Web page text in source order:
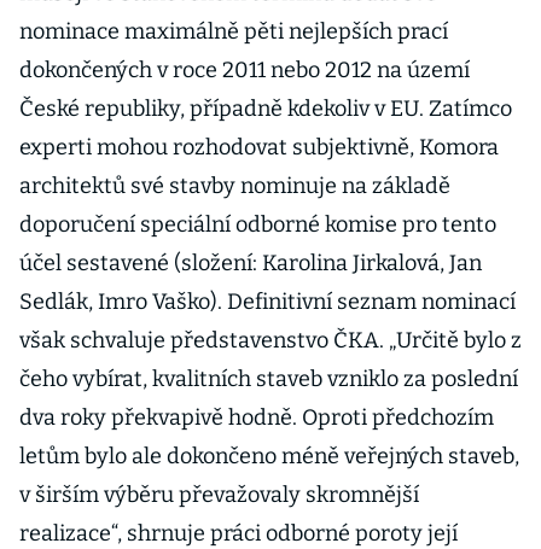
nominace maximálně pěti nejlepších prací
dokončených v roce 2011 nebo 2012 na území
České republiky, případně kdekoliv v EU. Zatímco
experti mohou rozhodovat subjektivně, Komora
architektů své stavby nominuje na základě
doporučení speciální odborné komise pro tento
účel sestavené (složení: Karolina Jirkalová, Jan
Sedlák, Imro Vaško). Definitivní seznam nominací
však schvaluje představenstvo ČKA. „Určitě bylo z
čeho vybírat, kvalitních staveb vzniklo za poslední
dva roky překvapivě hodně. Oproti předchozím
letům bylo ale dokončeno méně veřejných staveb,
v širším výběru převažovaly skromnější
realizace“, shrnuje práci odborné poroty její